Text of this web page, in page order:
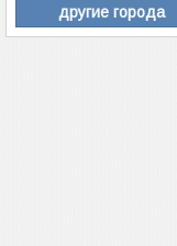
другие города